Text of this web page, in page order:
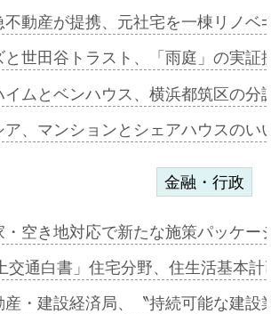
不動産が提携、元社宅を一棟リノ
と世田谷トラスト、「雨庭」の実
イムとベンハウス、横浜都筑区の
ア、マンションとシェアハウスの
金融・行政
・空き地対応で新たな施策パッケ
交通白書」住宅分野、住生活基本
産・建設経済局、〝持続可能な建